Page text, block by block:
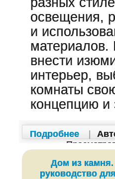
освещения,
и
материалов.
внести
интерьер,
комнаты
концепцию
Подробнее
Дом из
руководство